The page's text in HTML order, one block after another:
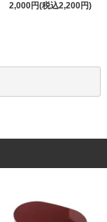
2,000円(税込2,200円)